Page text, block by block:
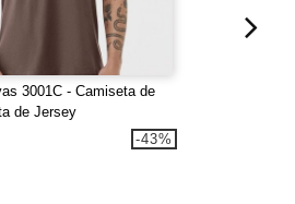
3001C - Camiseta de
de Jersey
-43%